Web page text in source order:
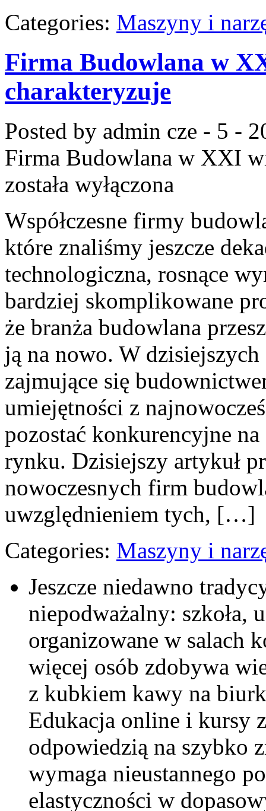
Categories: Maszyny i
Firma Budowlana w
charakteryzuje
Posted by admin cze - 5 -
Firma Budowlana w XXI
została wyłączona
Współczesne firmy
które znaliśmy jeszcze
technologiczna, rosnące
bardziej skomplikowane
że branża budowlana
ją na nowo. W dzisiejszych
zajmujące się
umiejętności z
pozostać konkurencyjne
rynku. Dzisiejszy artykuł
nowoczesnych firm
uwzględnieniem tych, […]
Categories: Maszyny i
Jeszcze niedawno
niepodważalny: szkoła,
organizowane w salach
więcej osób zdobywa
z kubkiem kawy na
Edukacja online i kursy
odpowiedzią na szybko
wymaga nieustannego
elastyczności w